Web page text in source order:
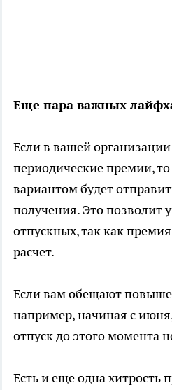
Еще пара важных
Если в вашей
периодические премии,
вариантом будет
получения. Это позволит
отпускных, так как
расчет.
Если вам обещают
например, начиная с
отпуск до этого момента
Есть и еще одна хитрость